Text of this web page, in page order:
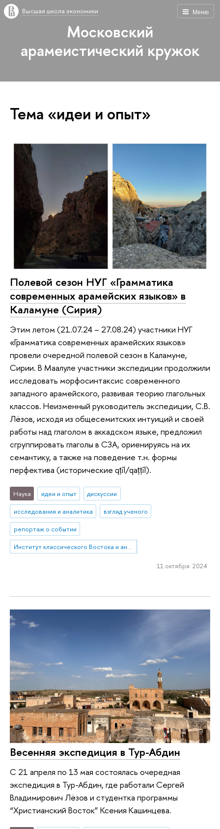
Меню
Высшая школа экономики
Московский
арамеистический кружок
Тема «идеи и опыт»
Полевой сезон НУГ «Грамматика
современных арамейских языков» в
Каламуне (Сирия)
Этим летом (21.07.24 – 27.08.24) участники НУГ
«Грамматика современных арамейских языков»
провели очередной полевой сезон в Каламуне,
Сирии. В Маалуле участники экспедиции продолжили
исследовать морфосинтаксис современного
западного арамейского, развивая теорию глагольных
классов. Неизменный руководитель экспедиции, С.В.
Лёзов, исходя из общесемитских интуиций и своей
работы над глаголом в аккадском языке, предложил
сгруппировать глаголы в СЗА, ориенируясь на их
семантику, а также на поведение т.н. формы
перфектива (исторические qṭīl/qaṭṭīl).
Наука идеи и опыт
дискуссии
исследования и аналитика
взгляд ученого
репортаж о событии
Институт классического Востока и античности
11 октября 2024
Весенняя экспедиция в Тур-Абдин
С 21 апреля по 13 мая состоялась очередная
экспедиция в Тур-Абдин, где работали Сергей
Владимирович Лёзов и студентка программы
“Христианский Восток” Ксения Кашинцева.